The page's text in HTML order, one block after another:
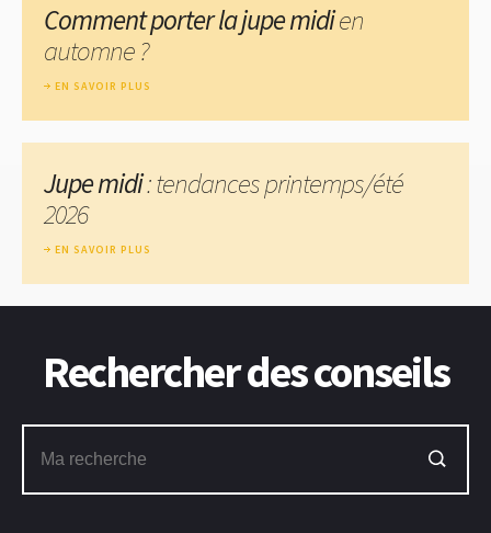
Comment porter la jupe midien
automne ?
EN SAVOIR PLUS
Jupe midi: tendances printemps/été
2026
EN SAVOIR PLUS
Rechercher des conseils